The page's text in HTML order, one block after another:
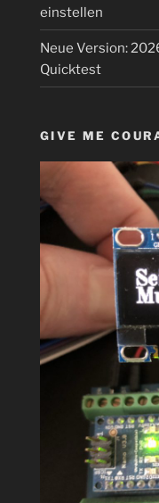
einstellen
Neue Version:
Quicktest
GIVE ME